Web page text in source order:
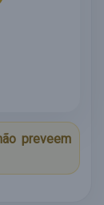
preveem